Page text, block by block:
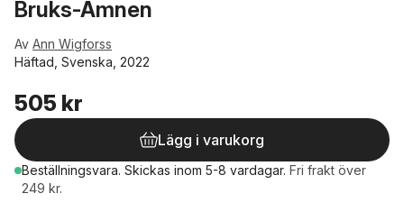
Bruks-Ämnen
Av Ann Wigforss
Häftad, Svenska, 2022
505 kr
Lägg i varukorg
Beställningsvara. Skickas inom 5-8 vardagar. Fri frakt över
249 kr.